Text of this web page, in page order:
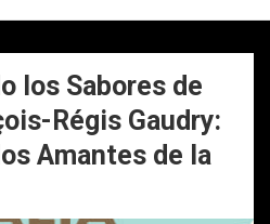
los Sabores de
Régis Gaudry:
Amantes de la